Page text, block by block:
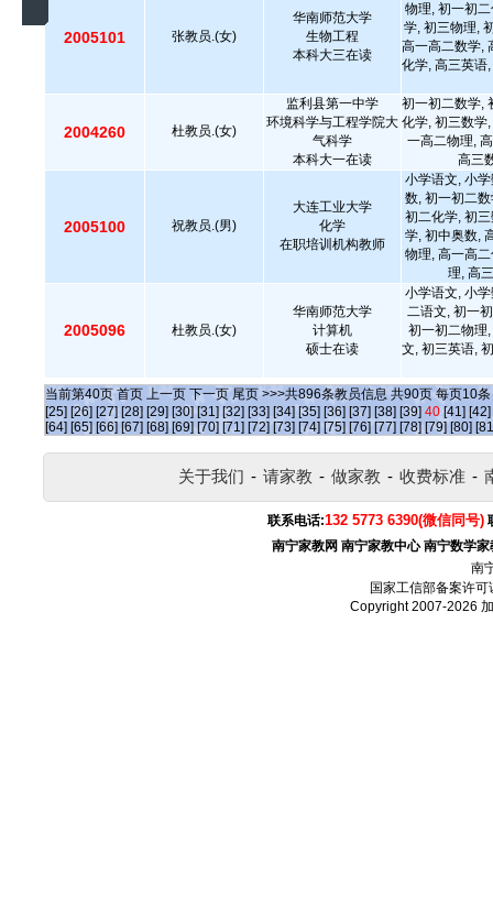
2005101 张教员.(女)
华南师范大学
生物工程
本科大三在读
物理, 初一初
学, 初三物理,
高一高二数学,
化学, 高三英语
2004260 杜教员.(女)
监利县第一中学
环境科学与工程学院大
气科学
本科大一在读
初一初二数学,
化学, 初三数学
一高二物理,
高三
2005100 祝教员.(男)
大连工业大学
化学
在职培训机构教师
小学语文, 小
数, 初一初二
初二化学, 初
学, 初中奥数,
物理, 高一高
理, 高
2005096 杜教员.(女)
华南师范大学
计算机
硕士在读
小学语文, 小
二语文, 初一
初一初二物理
文, 初三英语,
当前第40页 首页 上一页 下一页 尾页 >>>共896条教员信息 共90页 每页10条
[25] [26] [27] [28] [29] [30] [31] [32] [33] [34] [35] [36] [37] [38] [39] 40 [41] [42]
[64] [65] [66] [67] [68] [69] [70] [71] [72] [73] [74] [75] [76] [77] [78] [79] [80]
关于我们 - 请家教 - 做家教 - 收费标准 -
联系电话:132 5773 6390(微信同号)
南宁家教网 南宁家教中心 南宁数学家
南
国家工信部备案许可
Copyright 2007-2026